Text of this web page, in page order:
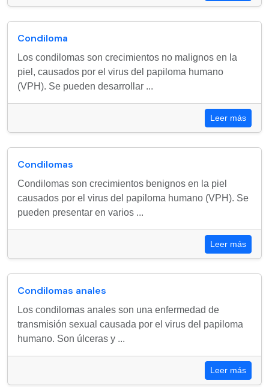
Condiloma
Los condilomas son crecimientos no malignos en la
piel, causados por el virus del papiloma humano
(VPH). Se pueden desarrollar ...
Leer más
Condilomas
Condilomas son crecimientos benignos en la piel
causados por el virus del papiloma humano (VPH). Se
pueden presentar en varios ...
Leer más
Condilomas anales
Los condilomas anales son una enfermedad de
transmisión sexual causada por el virus del papiloma
humano. Son úlceras y ...
Leer más